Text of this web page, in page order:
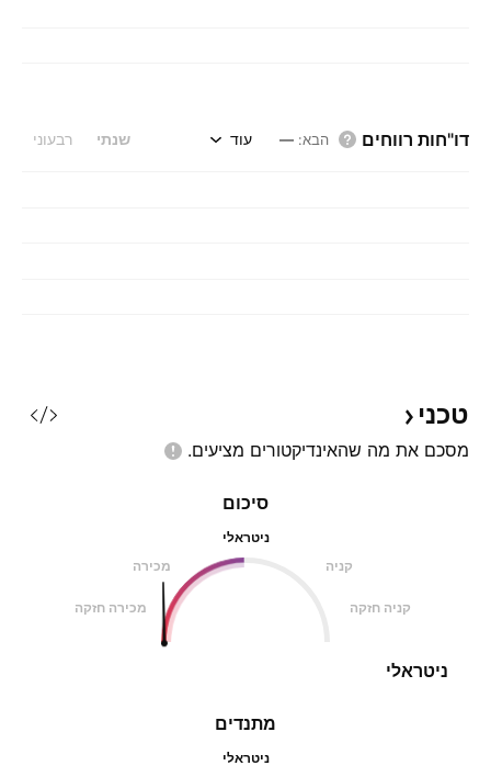
דו"חות רווחים הבא:
— שנתי רבעוני עוד
טכני
מסכם את מה שהאינדיקטורים מציעים.
מתנדים
ניטראלי
סיכום
ניטראלי
מכירה
קניה
מכירה חזקה קניה חזקה
ניטראלי